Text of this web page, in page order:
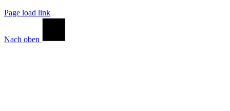
Page load link
Nach oben